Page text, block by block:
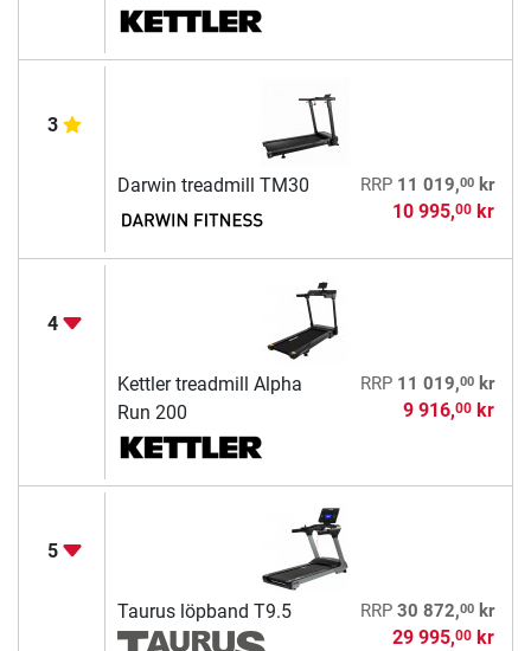
3
Darwin treadmill TM30 RRP 11 019,00kr
10 995,00kr
4
Kettler treadmill Alpha
Run 200
RRP 11 019,00kr
9 916,00kr
5
Taurus löpband T9.5 RRP 30 872,00kr
29 995,00kr